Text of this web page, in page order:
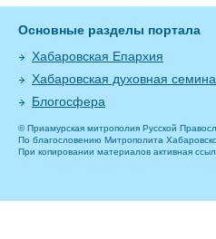
Основные разделы портала
Хабаровская Епархия
Хабаровская духовная
Блогосфера
© Приамурская митрополия Русской
По благословению Митрополита
При копировании материалов активная